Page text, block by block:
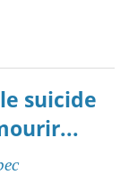
suicide